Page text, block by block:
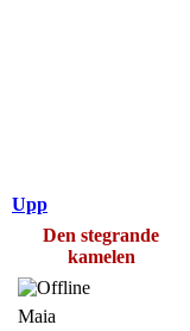
Upp
Den stegrande
kamelen
Maia